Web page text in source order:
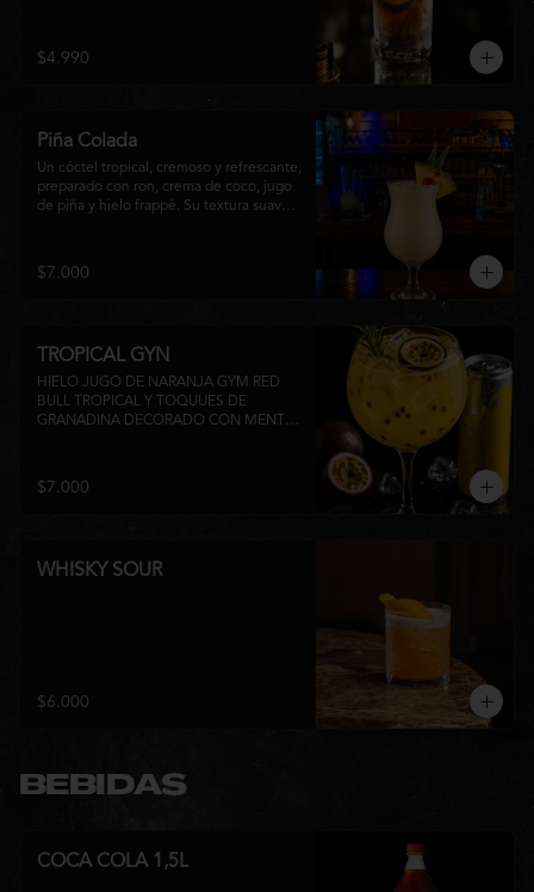
$4.990
Piña Colada
Un cóctel tropical, cremoso y refrescante,
preparado con ron, crema de coco, jugo
de piña y hielo frappé. Su textura suave y
disfrutar de un momento de relajo o
acompañar la experiencia gastronómica
$7.000
TROPICAL GYN
HIELO JUGO DE NARANJA GYM RED
BULL TROPICAL Y TOQUUES DE
GRANADINA DECORADO CON MENTA
$7.000
WHISKY SOUR
$6.000
BEBIDAS
COCA COLA 1,5L